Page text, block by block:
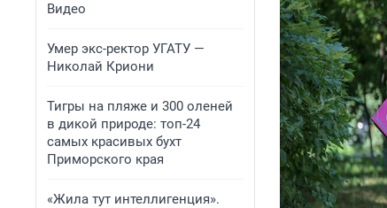
Видео
Умер экс-ректор УГАТУ —
Николай Криони
Тигры на пляже и 300 оленей
в дикой природе: топ-24
самых красивых бухт
Приморского края
«Жила тут интеллигенция».